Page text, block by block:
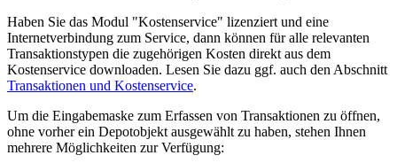
Haben Sie das Modul "Kostenservice" lizenziert und eine
Internetverbindung zum Service, dann können für alle relevanten
Transaktionstypen die zugehörigen Kosten direkt aus dem
Kostenservice downloaden. Lesen Sie dazu ggf. auch den Abschnitt
Transaktionen und Kostenservice.
Um die Eingabemaske zum Erfassen von Transaktionen zu öffnen,
ohne vorher ein Depotobjekt ausgewählt zu haben, stehen Ihnen
mehrere Möglichkeiten zur Verfügung: